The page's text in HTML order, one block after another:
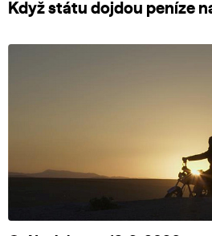
Když státu dojdou peníze